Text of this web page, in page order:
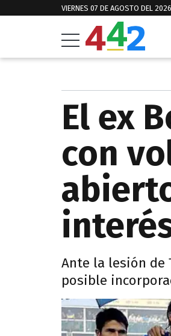
VIERNES 07 DE AGOSTO DEL 2026
El ex
con
Ante la lesión de
posible